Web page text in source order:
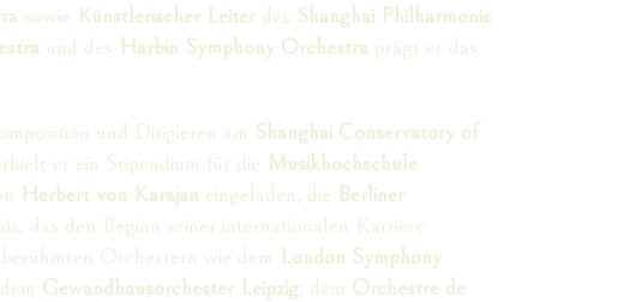
sowie Künstlerischer Leiter des Shanghai Philharmonic
und des Harbin Symphony Orchestra prägt er das
und Dirigieren am Shanghai Conservatory of
er ein Stipendium für die Musikhochschule
Herbert von Karajan eingeladen, die Berliner
das den Beginn seiner internationalen Karriere
Orchestern wie dem London Symphony
Gewandhausorchester Leipzig, dem Orchestre de